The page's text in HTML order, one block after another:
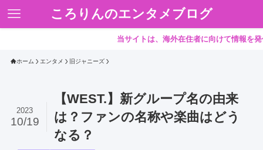
ころりんのエンタメブログ
当サイトは、海外在住者に向けて情報を発信してい
ホーム エンタメ 旧ジャニーズ
【WEST.】新グループ名の由来
は？ファンの名称や楽曲はどう
なる？
2023
10/19